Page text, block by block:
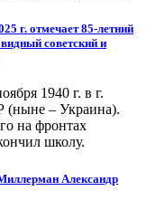
отмечает 85-летний
советский и
1940 г. в г.
(ныне – Украина).
на фронтах
школу.
Александр